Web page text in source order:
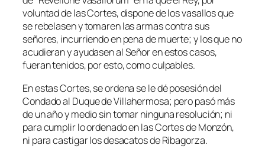
voluntad de las Cortes, dispone de los vasallos que
se rebelasen y tomaren las armas contra sus
señores, incurriendo en pena de muerte; y los que no
acudieran y ayudasen al Señor en estos casos,
fueran tenidos, por esto, como culpables.
En estas Cortes, se ordena se le dé posesión del
Condado al Duque de Villahermosa; pero pasó más
de un año y medio sin tomar ninguna resolución; ni
para cumplir lo ordenado en las Cortes de Monzón,
ni para castigar los desacatos de Ribagorza.